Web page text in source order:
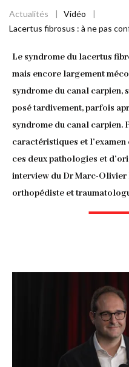
Fil
d'Ariane
Actualités
Vidéo
Lacertus fibrosus : à ne pas
Le syndrome du lacertus
mais encore largement
syndrome du canal carpien,
posé tardivement, parfois
syndrome du canal carpien.
caractéristiques et
ces deux pathologies et
interview du Dr Marc-
orthopédiste et